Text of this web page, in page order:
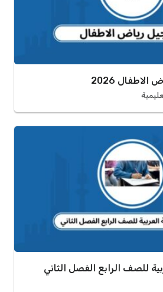
2026
للصف الرابع الفصل الثاني